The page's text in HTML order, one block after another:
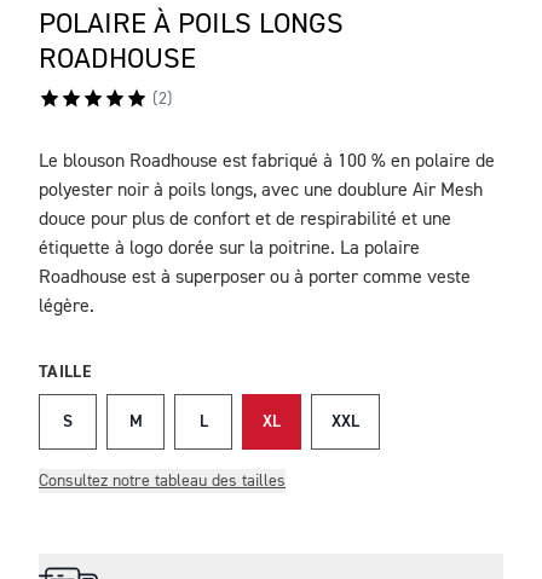
POLAIRE À POILS LONGS
ROADHOUSE
( 2)
DESCRIPTION
Le blouson Roadhouse est fabriqué à 100 % en polaire de
polyester noir à poils longs, avec une doublure Air Mesh
douce pour plus de confort et de respirabilité et une
étiquette à logo dorée sur la poitrine. La polaire
Roadhouse est à superposer ou à porter comme veste
légère.
TAILLE
S M L XL XXL
Consultez notre tableau des tailles